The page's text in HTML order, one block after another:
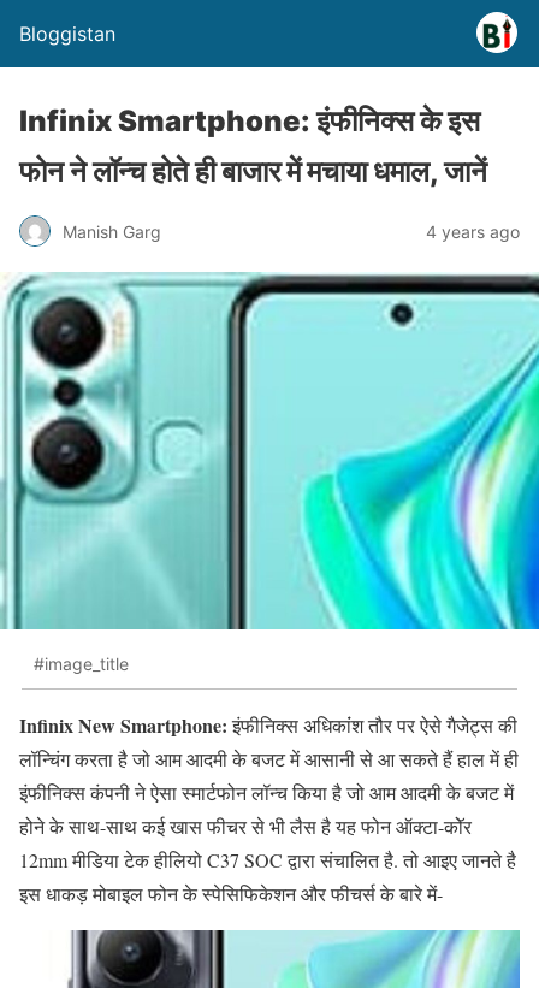
Bloggistan
Infinix Smartphone: इंफीनिक्स के इस
फोन ने लॉन्च होते ही बाजार में मचाया धमाल, जानें
Manish Garg 4 years ago
#image_title
Infinix New Smartphone:इंफीनिक्स अधिकांंश तौर पर ऐसे गैजेट्स की
लॉन्चिंग करता है जो आम आदमी के बजट में आसानी से आ सकते हैं हाल में ही
इंफीनिक्स कंपनी ने ऐसा स्मार्टफोन लॉन्च किया है जो आम आदमी के बजट में
होने के साथ-साथ कई खास फीचर से भी लैस है यह फोन ऑक्टा-कोॅर
12mm मीडिया टेक हीलियो C37 SOC द्वारा संचालित है. तो आइए जानते है
इस धाकड़ मोबाइल फोन के स्पेसिफिकेशन और फीचर्स के बारे में-